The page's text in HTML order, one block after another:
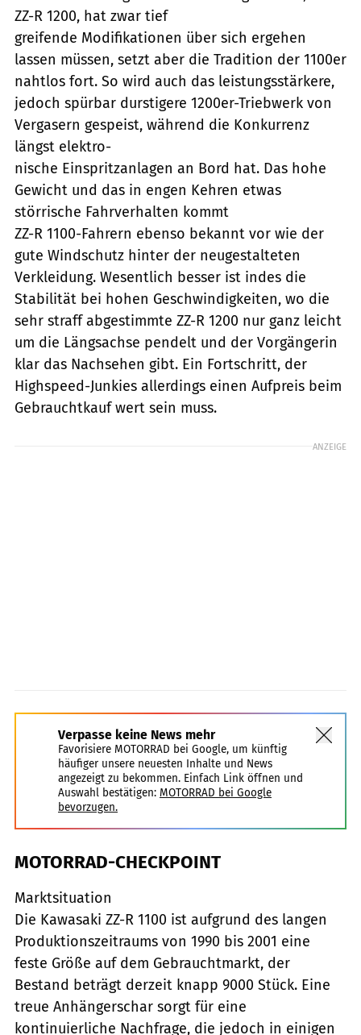
ZZ-R 1200, hat zwar tief
greifende Modifikationen über sich ergehen
lassen müssen, setzt aber die Tradition der 1100er
nahtlos fort. So wird auch das leistungsstärkere,
jedoch spürbar durstigere 1200er-Triebwerk von
Vergasern gespeist, während die Konkurrenz
längst elektro-
nische Einspritzanlagen an Bord hat. Das hohe
Gewicht und das in engen Kehren etwas
störrische Fahrverhalten kommt
ZZ-R 1100-Fahrern ebenso bekannt vor wie der
gute Windschutz hinter der neugestalteten
Verkleidung. Wesentlich besser ist indes die
Stabilität bei hohen Geschwindigkeiten, wo die
sehr straff abgestimmte ZZ-R 1200 nur ganz leicht
um die Längsachse pendelt und der Vorgängerin
klar das Nachsehen gibt. Ein Fortschritt, der
Highspeed-Junkies allerdings einen Aufpreis beim
Gebrauchtkauf wert sein muss.
ANZEIGE
Verpasse keine News mehr
Favorisiere MOTORRAD bei Google, um künftig
häufiger unsere neuesten Inhalte und News
angezeigt zu bekommen. Einfach Link öffnen und
Auswahl bestätigen: MOTORRAD bei Google
bevorzugen.
MOTORRAD-CHECKPOINT
Marktsituation
Die Kawasaki ZZ-R 1100 ist aufgrund des langen
Produktionszeitraums von 1990 bis 2001 eine
feste Größe auf dem Gebrauchtmarkt, der
Bestand beträgt derzeit knapp 9000 Stück. Eine
treue Anhängerschar sorgt für eine
kontinuierliche Nachfrage, die jedoch in einigen